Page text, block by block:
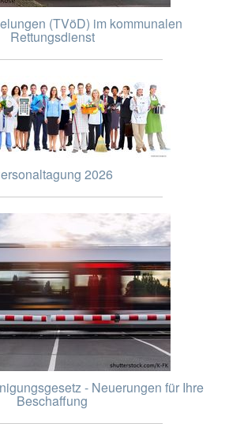
(TVöD) im kommunalen
Rettungsdienst
2026
- Neuerungen für Ihre
Beschaffung